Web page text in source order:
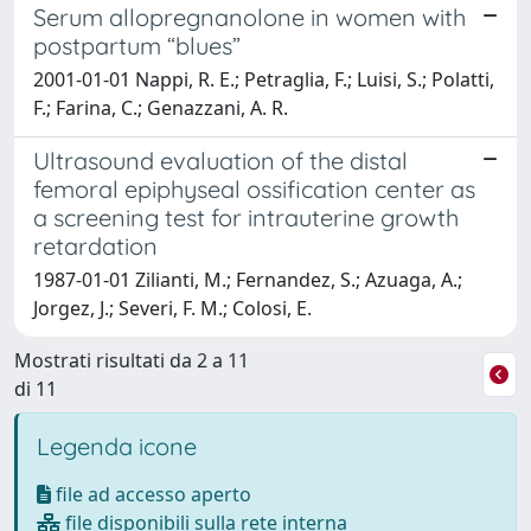
Serum allopregnanolone in women with
postpartum “blues”
2001-01-01 Nappi, R. E.; Petraglia, F.; Luisi, S.; Polatti,
F.; Farina, C.; Genazzani, A. R.
Ultrasound evaluation of the distal
femoral epiphyseal ossification center as
a screening test for intrauterine growth
retardation
1987-01-01 Zilianti, M.; Fernandez, S.; Azuaga, A.;
Jorgez, J.; Severi, F. M.; Colosi, E.
Mostrati risultati da 2 a 11
di 11
Legenda icone
file ad accesso aperto
file disponibili sulla rete interna